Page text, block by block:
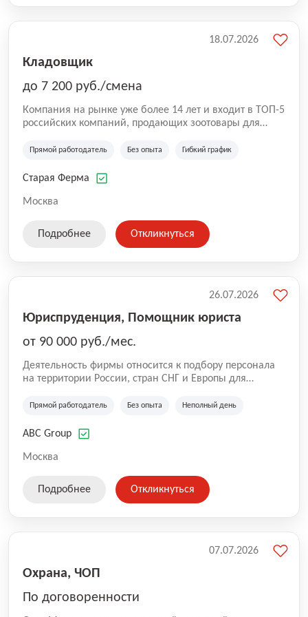
Кладовщик
до 7 200 руб./смена
Компания на рынке уже более 14 лет и входит в ТОП-5
российских компаний, продающих зоотовары для
компания владеет 5 розничными магазинами, а также
России (Wildberries, Ozon, Яндекс. Маркет и
на глобальной доставке товаров по всей территории
SKU, премиальные бренды кормов и собственные
Прямой работодатель Без опыта Гибкий график
Старая Ферма
Москва
18.07.2026
Подробнее Откликнуться
Юриспруденция, Помощник юриста
от 90 000 руб./мес.
Деятельность фирмы относится к подбору персонала
на территории России, стран СНГ и Европы для
культуре и развлечениям, информационным
Прямой работодатель Без опыта Неполный день
ABC Group
Москва
26.07.2026
Подробнее Откликнуться
Охрана, ЧОП
По договоренности
07.07.2026